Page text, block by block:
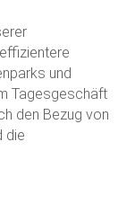
und
Tagesgeschäft
den Bezug von
die